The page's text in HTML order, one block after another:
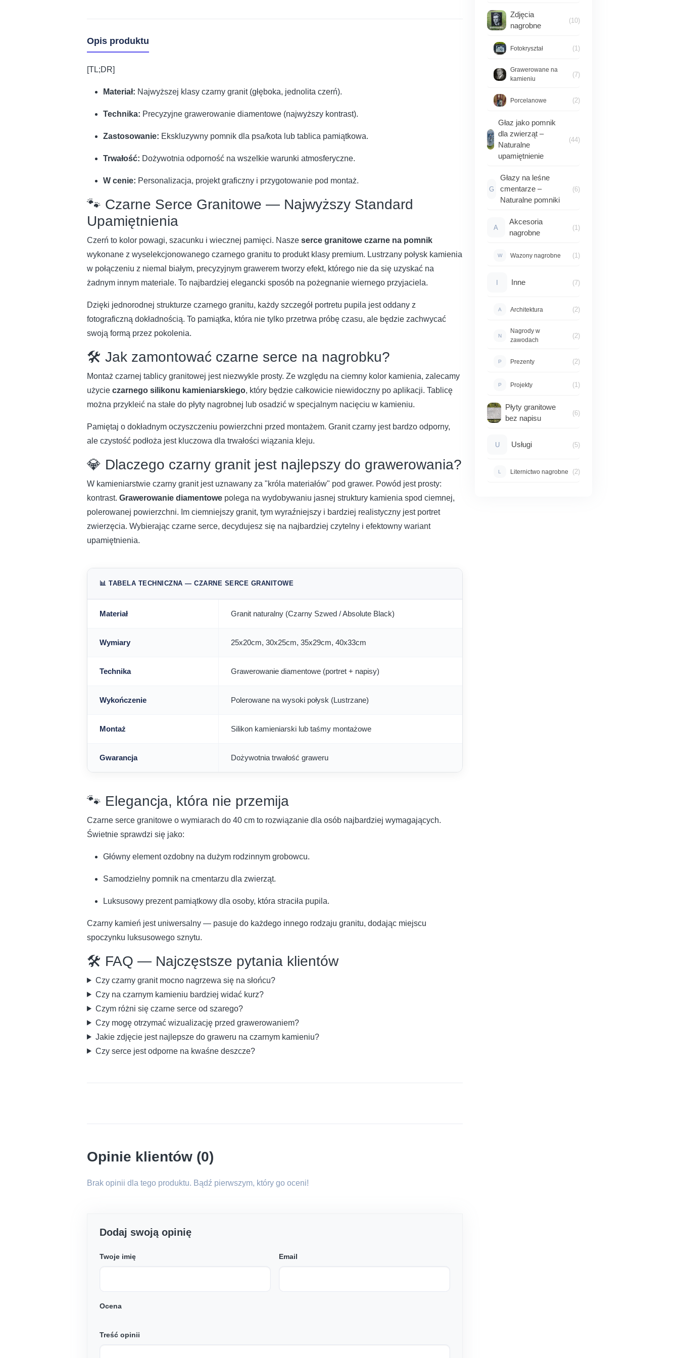
Opis produktu
[TL;DR]
Materiał: Najwyższej klasy czarny granit (głęboka, jednolita czerń).
Technika: Precyzyjne grawerowanie diamentowe (najwyższy kontrast).
Zastosowanie: Ekskluzywny pomnik dla psa/kota lub tablica pamiątkowa.
Trwałość: Dożywotnia odporność na wszelkie warunki atmosferyczne.
W cenie: Personalizacja, projekt graficzny i przygotowanie pod montaż.
🐾 Czarne Serce Granitowe — Najwyższy Standard
Upamiętnienia
Czerń to kolor powagi, szacunku i wiecznej pamięci. Nasze serce granitowe czarne na pomnik
wykonane z wyselekcjonowanego czarnego granitu to produkt klasy premium. Lustrzany połysk kamienia
w połączeniu z niemal białym, precyzyjnym grawerem tworzy efekt, którego nie da się uzyskać na
żadnym innym materiale. To najbardziej elegancki sposób na pożegnanie wiernego przyjaciela.
Dzięki jednorodnej strukturze czarnego granitu, każdy szczegół portretu pupila jest oddany z
fotograficzną dokładnością. To pamiątka, która nie tylko przetrwa próbę czasu, ale będzie zachwycać
swoją formą przez pokolenia.
🛠️ Jak zamontować czarne serce na nagrobku?
Montaż czarnej tablicy granitowej jest niezwykle prosty. Ze względu na ciemny kolor kamienia, zalecamy
użycie czarnego silikonu kamieniarskiego, który będzie całkowicie niewidoczny po aplikacji. Tablicę
można przykleić na stałe do płyty nagrobnej lub osadzić w specjalnym nacięciu w kamieniu.
Pamiętaj o dokładnym oczyszczeniu powierzchni przed montażem. Granit czarny jest bardzo odporny,
ale czystość podłoża jest kluczowa dla trwałości wiązania kleju.
💎 Dlaczego czarny granit jest najlepszy do grawerowania?
W kamieniarstwie czarny granit jest uznawany za "króla materiałów" pod grawer. Powód jest prosty:
kontrast. Grawerowanie diamentowe polega na wydobywaniu jasnej struktury kamienia spod ciemnej,
polerowanej powierzchni. Im ciemniejszy granit, tym wyraźniejszy i bardziej realistyczny jest portret
zwierzęcia. Wybierając czarne serce, decydujesz się na najbardziej czytelny i efektowny wariant
upamiętnienia.
📊 TABELA TECHNICZNA — CZARNE SERCE GRANITOWE
Materiał Granit naturalny (Czarny Szwed / Absolute Black)
Wymiary 25x20cm, 30x25cm, 35x29cm, 40x33cm
Technika Grawerowanie diamentowe (portret + napisy)
Wykończenie Polerowane na wysoki połysk (Lustrzane)
Montaż Silikon kamieniarski lub taśmy montażowe
Gwarancja Dożywotnia trwałość graweru
🐾 Elegancja, która nie przemija
Czarne serce granitowe o wymiarach do 40 cm to rozwiązanie dla osób najbardziej wymagających.
Świetnie sprawdzi się jako:
Główny element ozdobny na dużym rodzinnym grobowcu.
Samodzielny pomnik na cmentarzu dla zwierząt.
Luksusowy prezent pamiątkowy dla osoby, która straciła pupila.
Czarny kamień jest uniwersalny — pasuje do każdego innego rodzaju granitu, dodając miejscu
spoczynku luksusowego sznytu.
🛠️ FAQ — Najczęstsze pytania klientów
Czy czarny granit mocno nagrzewa się na słońcu?
Czy na czarnym kamieniu bardziej widać kurz?
Czym różni się czarne serce od szarego?
Czy mogę otrzymać wizualizację przed grawerowaniem?
Jakie zdjęcie jest najlepsze do graweru na czarnym kamieniu?
Czy serce jest odporne na kwaśne deszcze?
Opinie klientów (0)
Brak opinii dla tego produktu. Bądź pierwszym, który go oceni!
Dodaj swoją opinię
Twoje imię Email
Ocena
Treść opinii
Zdjęcia
nagrobne
(10)
Fotokryształ (1)
Grawerowane na
kamieniu
(7)
Porcelanowe (2)
Głaz jako pomnik
dla zwierząt –
Naturalne
upamiętnienie
(44)
G
Głazy na leśne
cmentarze –
Naturalne pomniki
(6)
A
Akcesoria
nagrobne
(1)
W Wazony nagrobne (1)
I Inne (7)
A Architektura (2)
N
Nagrody w
zawodach
(2)
P Prezenty (2)
P Projekty (1)
Płyty granitowe
bez napisu
(6)
U Usługi (5)
L Liternictwo nagrobne (2)